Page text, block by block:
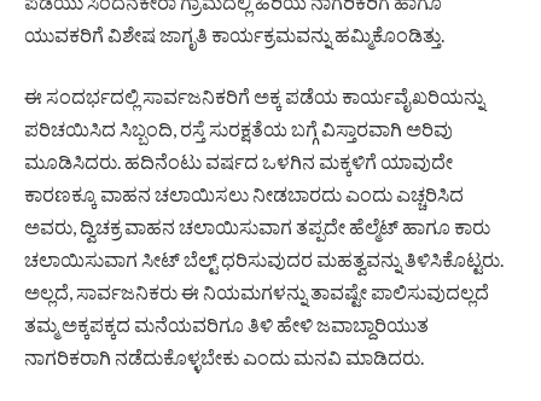
ಯುವಕರಿಗೆ ವಿಶೇಷ ಜಾಗೃತಿ ಕಾರ್ಯಕ್ರಮವನ್ನು ಹಮ್ಮಿಕೊಂಡಿತ್ತು.
ಈ ಸಂದರ್ಭದಲ್ಲಿ ಸಾರ್ವಜನಿಕರಿಗೆ ಅಕ್ಕ ಪಡೆಯ ಕಾರ್ಯವೈಖರಿಯನ್ನು
ಪರಿಚಯಿಸಿದ ಸಿಬ್ಬಂದಿ, ರಸ್ತೆ ಸುರಕ್ಷತೆಯ ಬಗ್ಗೆ ವಿಸ್ತಾರವಾಗಿ ಅರಿವು
ಮೂಡಿಸಿದರು. ಹದಿನೆಂಟು ವರ್ಷದ ಒಳಗಿನ ಮಕ್ಕಳಿಗೆ ಯಾವುದೇ
ಕಾರಣಕ್ಕೂ ವಾಹನ ಚಲಾಯಿಸಲು ನೀಡಬಾರದು ಎಂದು ಎಚ್ಚರಿಸಿದ
ಅವರು, ದ್ವಿಚಕ್ರ ವಾಹನ ಚಲಾಯಿಸುವಾಗ ತಪ್ಪದೇ ಹೆಲ್ಮೆಟ್ ಹಾಗೂ ಕಾರು
ಚಲಾಯಿಸುವಾಗ ಸೀಟ್ ಬೆಲ್ಟ್ ಧರಿಸುವುದರ ಮಹತ್ವವನ್ನು ತಿಳಿಸಿಕೊಟ್ಟರು.
ಅಲ್ಲದೆ, ಸಾರ್ವಜನಿಕರು ಈ ನಿಯಮಗಳನ್ನು ತಾವಷ್ಟೇ ಪಾಲಿಸುವುದಲ್ಲದೆ
ತಮ್ಮ ಅಕ್ಕಪಕ್ಕದ ಮನೆಯವರಿಗೂ ತಿಳಿ ಹೇಳಿ ಜವಾಬ್ದಾರಿಯುತ
ನಾಗರಿಕರಾಗಿ ನಡೆದುಕೊಳ್ಳಬೇಕು ಎಂದು ಮನವಿ ಮಾಡಿದರು.